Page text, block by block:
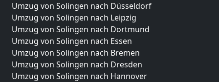
Umzug von Solingen nach Düsseldorf
Umzug von Solingen nach Leipzig
Umzug von Solingen nach Dortmund
Umzug von Solingen nach Essen
Umzug von Solingen nach Bremen
Umzug von Solingen nach Dresden
Umzug von Solingen nach Hannover